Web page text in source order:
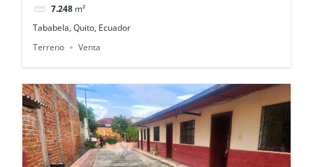
7.248 m²
Tababela, Quito, Ecuador
Terreno
Venta